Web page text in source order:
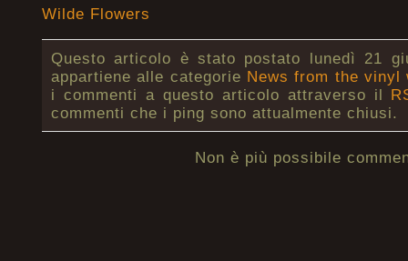
Wilde Flowers
Questo articolo è stato postato lunedì 21
appartiene alle categorie News from the vinyl
i commenti a questo articolo attraverso il
commenti che i ping sono attualmente chiusi.
Non è più possibile